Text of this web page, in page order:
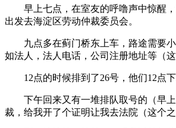
早上七点，在室友的呼噜声中惊醒
出发去海淀区劳动仲裁委员会。
九点多在蓟门桥东上车，路途需要
如法人，法人电话，公司注册地址等（
12点的时候排到了26号，他们12点
下午回来又有一堆排队取号的（早
裁，给我开了个证明让我去法院（这个